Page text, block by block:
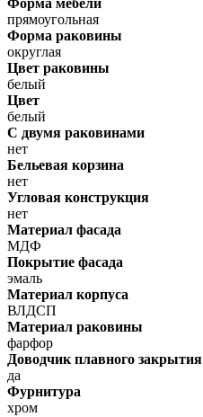
прямоугольная
Форма раковины
округлая
Цвет раковины
белый
Цвет
белый
С двумя раковинами
нет
Бельевая корзина
нет
Угловая конструкция
нет
Материал фасада
МДФ
Покрытие фасада
эмаль
Материал корпуса
ВЛДСП
Материал раковины
фарфор
Доводчик плавного закрытия
да
Фурнитура
хром